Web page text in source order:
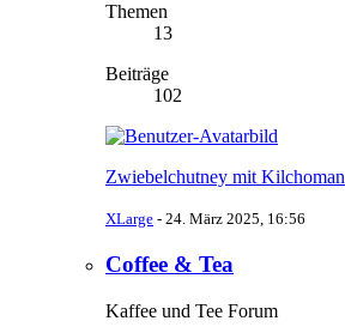
Themen
13
Beiträge
102
Zwiebelchutney mit Kilchoman
XLarge - 24. März 2025, 16:56
Coffee & Tea
Kaffee und Tee Forum